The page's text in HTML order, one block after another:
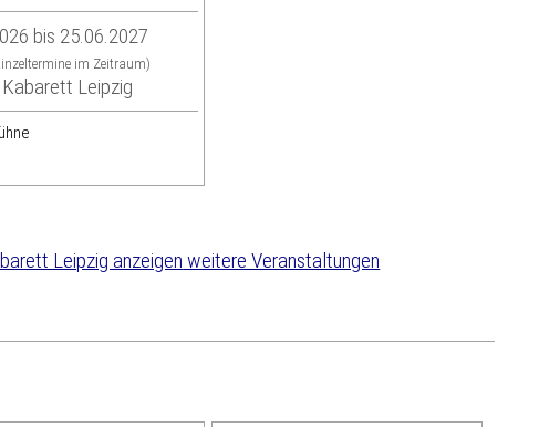
bis 25.06.2027
im Zeitraum)
Leipzig
weitere Veranstaltungen